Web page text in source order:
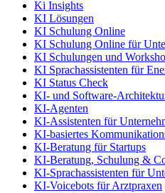
Ki Insights
KI Lösungen
KI Schulung Online
KI Schulung Online für
KI Schulungen und
KI Sprachassistenten für
KI Status Check
KI- und Software-
KI-Agenten
KI-Assistenten für
KI-basiertes
KI-Beratung für Startups
KI-Beratung, Schulung &
KI-Sprachassistenten für
KI-Voicebots für Arztpraxen